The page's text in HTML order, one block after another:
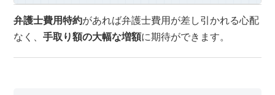
弁護士費用特約があれば弁護士費用が差し引かれる心配
なく、手取り額の大幅な増額に期待ができます。